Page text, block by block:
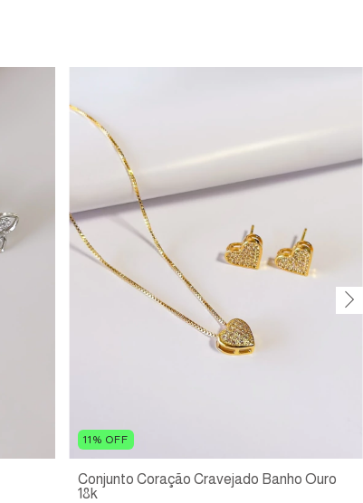
11 % OFF
Conjunto Coração Cravejado Banho Ouro
18k